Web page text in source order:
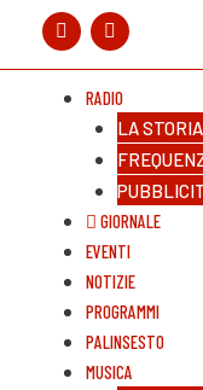
RADIO
LA STORIA
GIORNALE
EVENTI
NOTIZIE
PROGRAMMI
PALINSESTO
MUSICA